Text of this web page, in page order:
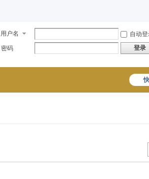
用户名 自动
密码
登录